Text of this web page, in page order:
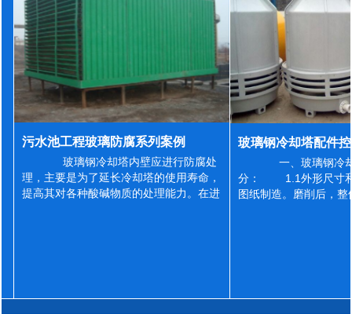
污水池工程玻璃防腐系列案例
玻璃钢冷却塔内壁应进行防腐处
理，主要是为了延长冷却塔的使用寿命，
提高其对各种酸碱物质的处理能力。在进
一、玻璃钢冷
分： 1.1外形尺寸和
图纸制造。磨削后，